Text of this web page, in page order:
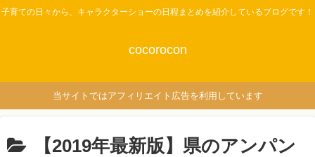
子育ての日々から、キャラクターショーの日程まとめを紹介しているブログです！
cocorocon
当サイトではアフィリエイト広告を利用しています
【2019年最新版】県のアンパン